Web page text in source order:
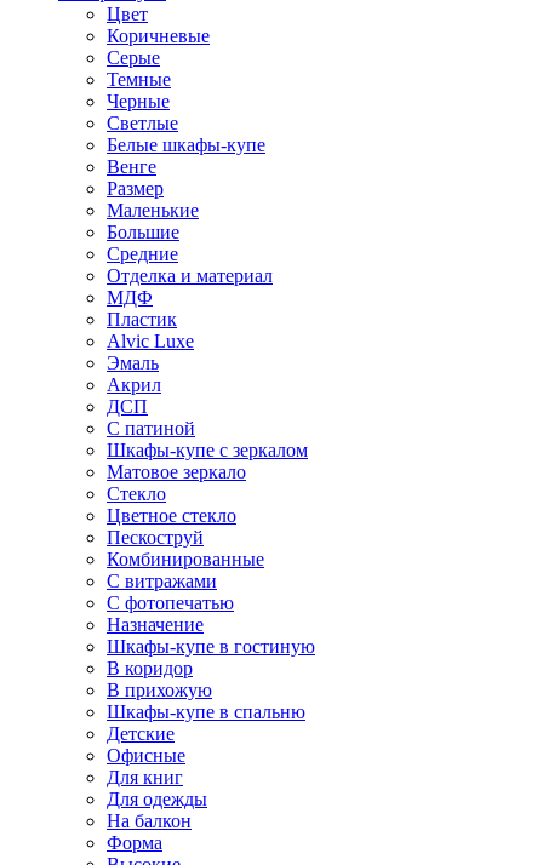
Цвет
Коричневые
Серые
Темные
Черные
Светлые
Белые шкафы-купе
Венге
Размер
Маленькие
Большие
Средние
Отделка и материал
МДФ
Пластик
Alvic Luxe
Эмаль
Акрил
ДСП
С патиной
Шкафы-купе с зеркалом
Матовое зеркало
Стекло
Цветное стекло
Пескоструй
Комбинированные
С витражами
С фотопечатью
Назначение
Шкафы-купе в гостиную
В коридор
В прихожую
Шкафы-купе в спальню
Детские
Офисные
Для книг
Для одежды
На балкон
Форма